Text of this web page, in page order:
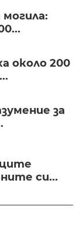
около 200
за
си...